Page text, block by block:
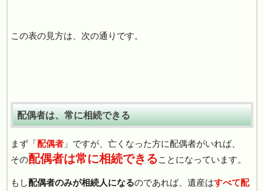
この表の見方は、次の通りです。
配偶者は、常に相続できる
まず「配偶者 」ですが、亡くなった方に配偶者がいれば、
その配偶者は常に相続できることになっています。
もし配偶者のみが相続人になるのであれば、遺産はすべて配